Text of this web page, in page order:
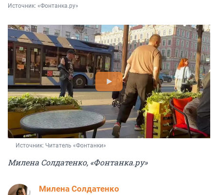
Источник: «Фонтанка.ру»
Источник: Читатель «Фонтанки»
Милена Солдатенко, «Фонтанка.ру»
Милена Солдатенко